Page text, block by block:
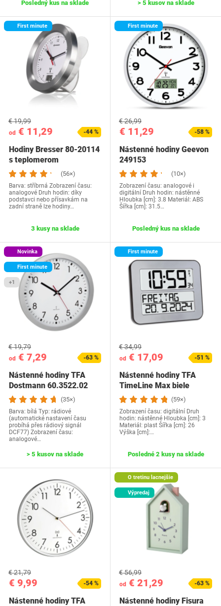
Posledný kus na sklade > 5 kusov na sklade
First minute
od € 11,29
€ 19,99
-44 %
Hodiny Bresser 80-20114
s teplomerom
(56×)
Barva: stříbrná Zobrazení času:
analogové Druh hodin: díky
podstavci nebo přísavkám na
zadní straně lze hodiny…
3 kusy na sklade
First minute
€ 11,29
€ 26,99
-58 %
Nástenné hodiny Geevon
249153
(10×)
Zobrazení času: analogové i
digitální Druh hodin: nástěnné
Hloubka [cm]: 3.8 Materiál: ABS
Šířka [cm]: 31.5…
Posledný kus na sklade
Novinka
First minute
+1
od € 7,29
€ 19,79
-63 %
Nástenné hodiny TFA
Dostmann 60.3522.02
(35×)
Barva: bílá Typ: rádiové
(automatické nastavení času
probíhá přes rádiový signál
DCF77) Zobrazení času:
analogové…
> 5 kusov na sklade
First minute
od € 17,09
€ 34,99
-51 %
Nástenné hodiny TFA
TimeLine Max biele
(59×)
Zobrazení času: digitální Druh
hodin: nástěnné Hloubka [cm]: 3
Materiál: plast Šířka [cm]: 26
Výška [cm]:…
Posledné 2 kusy na sklade
€ 9,99
€ 21,79
-54 %
Nástenné hodiny TFA
O tretinu lacnejšie
Výpredaj
od € 21,29
€ 56,99
-63 %
Nástenné hodiny Fisura